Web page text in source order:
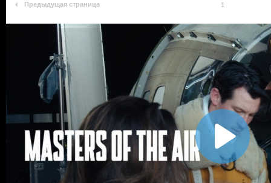
Предыдущая страница 1